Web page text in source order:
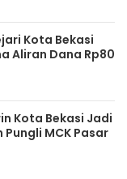
Kota Bekasi
Aliran Dana Rp80
Kota Bekasi Jadi
MCK Pasar